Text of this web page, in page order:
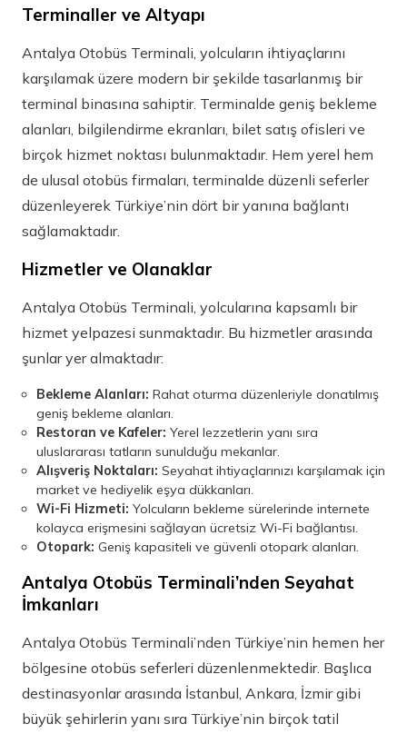
Terminaller ve Altyapı
Antalya Otobüs Terminali, yolcuların ihtiyaçlarını
karşılamak üzere modern bir şekilde tasarlanmış bir
terminal binasına sahiptir. Terminalde geniş bekleme
alanları, bilgilendirme ekranları, bilet satış ofisleri ve
birçok hizmet noktası bulunmaktadır. Hem yerel hem
de ulusal otobüs firmaları, terminalde düzenli seferler
düzenleyerek Türkiye’nin dört bir yanına bağlantı
sağlamaktadır.
Hizmetler ve Olanaklar
Antalya Otobüs Terminali, yolcularına kapsamlı bir
hizmet yelpazesi sunmaktadır. Bu hizmetler arasında
şunlar yer almaktadır:
Bekleme Alanları: Rahat oturma düzenleriyle donatılmış
geniş bekleme alanları.
Restoran ve Kafeler: Yerel lezzetlerin yanı sıra
uluslararası tatların sunulduğu mekanlar.
Alışveriş Noktaları: Seyahat ihtiyaçlarınızı karşılamak için
market ve hediyelik eşya dükkanları.
Wi-Fi Hizmeti: Yolcuların bekleme sürelerinde internete
kolayca erişmesini sağlayan ücretsiz Wi-Fi bağlantısı.
Otopark: Geniş kapasiteli ve güvenli otopark alanları.
Antalya Otobüs Terminali’nden Seyahat
İmkanları
Antalya Otobüs Terminali’nden Türkiye’nin hemen her
bölgesine otobüs seferleri düzenlenmektedir. Başlıca
destinasyonlar arasında İstanbul, Ankara, İzmir gibi
büyük şehirlerin yanı sıra Türkiye’nin birçok tatil